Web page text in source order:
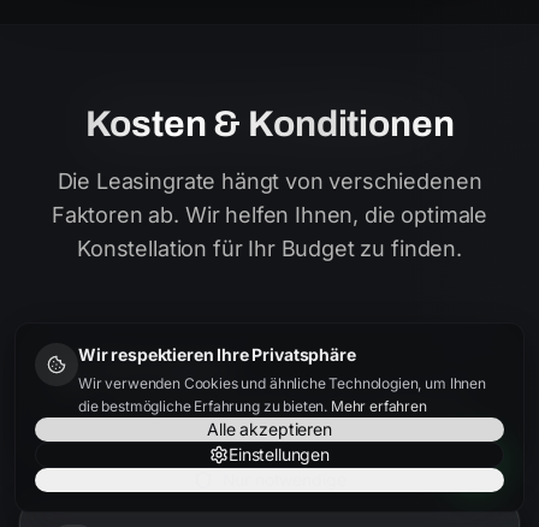
Wir respektieren Ihre Privatsphäre
Wir verwenden Cookies und ähnliche Technologien, um Ihnen
die bestmögliche Erfahrung zu bieten. Mehr erfahren
Alle akzeptieren
Einstellungen
Kosten & Konditionen
Die Leasingrate hängt von verschiedenen
Faktoren ab. Wir helfen Ihnen, die optimale
Konstellation für Ihr Budget zu finden.
Fahrzeugpreis
Je besser der Einkaufspreis, desto niedriger die
Rate. Wir finden bundesweit die besten Angebote.